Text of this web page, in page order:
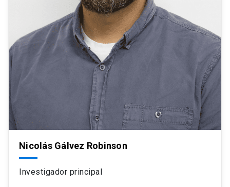
Nicolás Gálvez Robinson
Investigador principal